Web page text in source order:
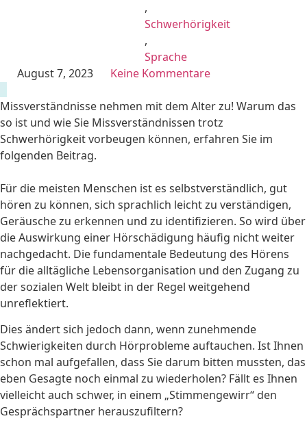
,
Schwerhörigkeit
,
Sprache
August 7, 2023
Keine Kommentare
Missverständnisse nehmen mit dem Alter zu! Warum das
so ist und wie Sie Missverständnissen trotz
Schwerhörigkeit vorbeugen können, erfahren Sie im
folgenden Beitrag.
Für die meisten Menschen ist es selbstverständlich, gut
hören zu können, sich sprachlich leicht zu verständigen,
Geräusche zu erkennen und zu identifizieren. So wird über
die Auswirkung einer Hörschädigung häufig nicht weiter
nachgedacht. Die fundamentale Bedeutung des Hörens
für die alltägliche Lebensorganisation und den Zugang zu
der sozialen Welt bleibt in der Regel weitgehend
unreflektiert.
Dies ändert sich jedoch dann, wenn zunehmende
Schwierigkeiten durch Hörprobleme auftauchen. Ist Ihnen
schon mal aufgefallen, dass Sie darum bitten mussten, das
eben Gesagte noch einmal zu wiederholen? Fällt es Ihnen
vielleicht auch schwer, in einem „Stimmengewirr“ den
Gesprächspartner herauszufiltern?